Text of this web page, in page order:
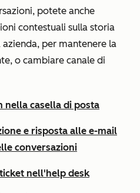
potete anche
contestuali sulla storia
per mantenere la
o cambiare canale di
nella casella di posta
e risposta alle e-mail
conversazioni
nell'help desk